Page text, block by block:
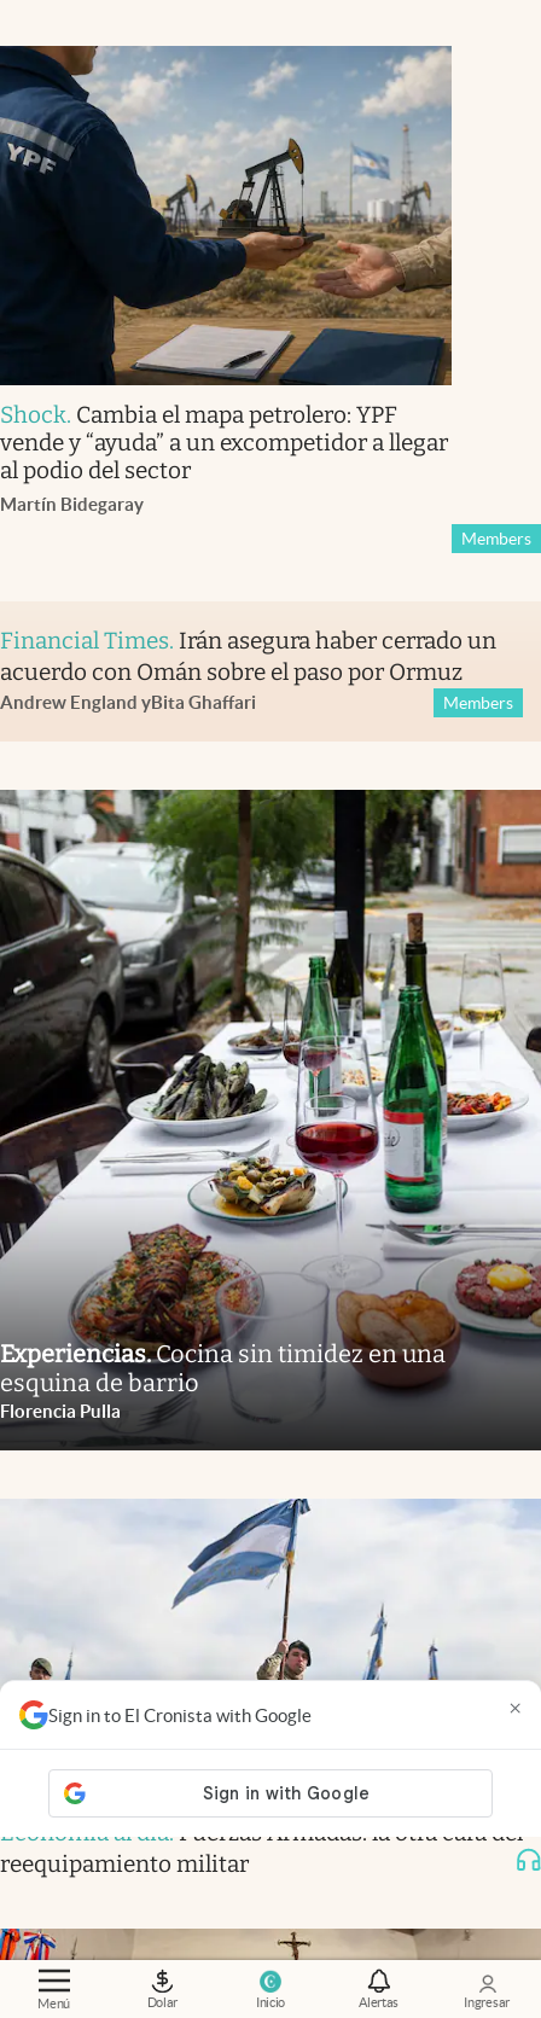
Menú Dolar Inicio Alertas Ingresar
Sign in to El Cronista with Google ×
Shock. Cambia el mapa petrolero: YPF
vende y “ayuda” a un excompetidor a llegar
al podio del sector
Martín Bidegaray
Members
Financial Times. Irán asegura haber cerrado un
acuerdo con Omán sobre el paso por Ormuz
Andrew England yBita Ghaffari Members
Experiencias.Cocina sin timidez en una
esquina de barrio
Florencia Pulla
Economía al día. Fuerzas Armadas: la otra cara del
reequipamiento militar